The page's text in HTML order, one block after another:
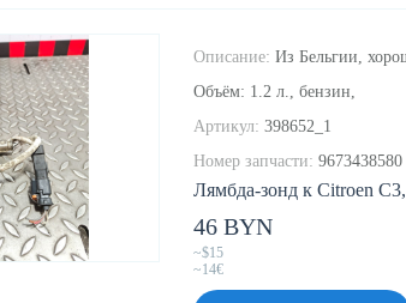
Лямбда-зонд к Citroen C3,
Описание: Из Бельгии,
Объём: 1.2 л., бензин,
Артикул: 398652_1
Номер запчасти: 9673438580
46 BYN
~$15
~14€